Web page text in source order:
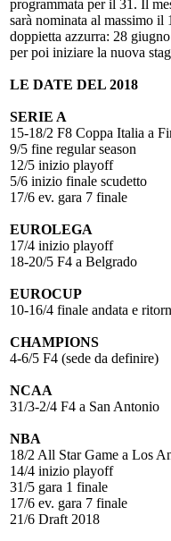
programmata per il 31. Il
sarà nominata al massimo
doppietta azzurra: 28
per poi iniziare la nuova
LE DATE DEL 2018
SERIE A
15-18/2 F8 Coppa Italia a
9/5 fine regular season
12/5 inizio playoff
5/6 inizio finale scudetto
17/6 ev. gara 7 finale
EUROLEGA
17/4 inizio playoff
18-20/5 F4 a Belgrado
EUROCUP
10-16/4 finale andata e
CHAMPIONS
4-6/5 F4 (sede da definire)
NCAA
31/3-2/4 F4 a San Antonio
NBA
18/2 All Star Game a Los
14/4 inizio playoff
31/5 gara 1 finale
17/6 ev. gara 7 finale
21/6 Draft 2018